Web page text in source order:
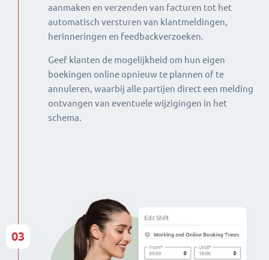
aanmaken en verzenden van facturen tot het
automatisch versturen van klantmeldingen,
herinneringen en feedbackverzoeken.
Geef klanten de mogelijkheid om hun eigen
boekingen online opnieuw te plannen of te
annuleren, waarbij alle partijen direct een melding
ontvangen van eventuele wijzigingen in het
schema.
03